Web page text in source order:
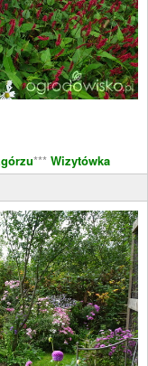
*** Wizytówka